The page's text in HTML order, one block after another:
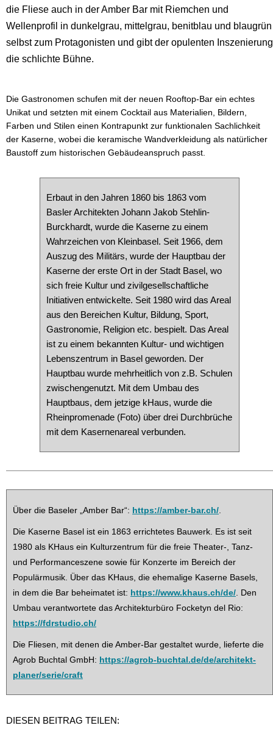
die Fliese auch in der Amber Bar mit Riemchen und
Wellenprofil in dunkelgrau, mittelgrau, benitblau und blaugrün
selbst zum Protagonisten und gibt der opulenten Inszenierung
die schlichte Bühne.
Die Gastronomen schufen mit der neuen Rooftop-Bar ein echtes
Unikat und setzten mit einem Cocktail aus Materialien, Bildern,
Farben und Stilen einen Kontrapunkt zur funktionalen Sachlichkeit
der Kaserne, wobei die keramische Wandverkleidung als natürlicher
Baustoff zum historischen Gebäudeanspruch passt.
Erbaut in den Jahren 1860 bis 1863 vom
Basler Architekten Johann Jakob Stehlin-
Burckhardt, wurde die Kaserne zu einem
Wahrzeichen von Kleinbasel. Seit 1966, dem
Auszug des Militärs, wurde der Hauptbau der
Kaserne der erste Ort in der Stadt Basel, wo
sich freie Kultur und zivilgesellschaftliche
Initiativen entwickelte. Seit 1980 wird das Areal
aus den Bereichen Kultur, Bildung, Sport,
Gastronomie, Religion etc. bespielt. Das Areal
ist zu einem bekannten Kultur- und wichtigen
Lebenszentrum in Basel geworden. Der
Hauptbau wurde mehrheitlich von z.B. Schulen
zwischengenutzt. Mit dem Umbau des
Hauptbaus, dem jetzige kHaus, wurde die
Rheinpromenade (Foto) über drei Durchbrüche
mit dem Kasernenareal verbunden.
Über die Baseler „Amber Bar“: https://amber-bar.ch/
Die Kaserne Basel ist ein 1863 errichtetes Bauwerk. Es ist seit
1980 als KHaus ein Kulturzentrum für die freie Theater-, Tanz-
und Performanceszene sowie für Konzerte im Bereich der
Populärmusik. Über das KHaus, die ehemalige Kaserne Basels,
in dem die Bar beheimatet ist: https://www.khaus.ch/de/ . Den
Umbau verantwortete das Architekturbüro Focketyn del Rio:
https://fdrstudio.ch/
Die Fliesen, mit denen die Amber-Bar gestaltet wurde, lieferte die
Agrob Buchtal GmbH: https://agrob-buchtal.de/de/architekt-
planer/serie/craft
DIESEN BEITRAG TEILEN: